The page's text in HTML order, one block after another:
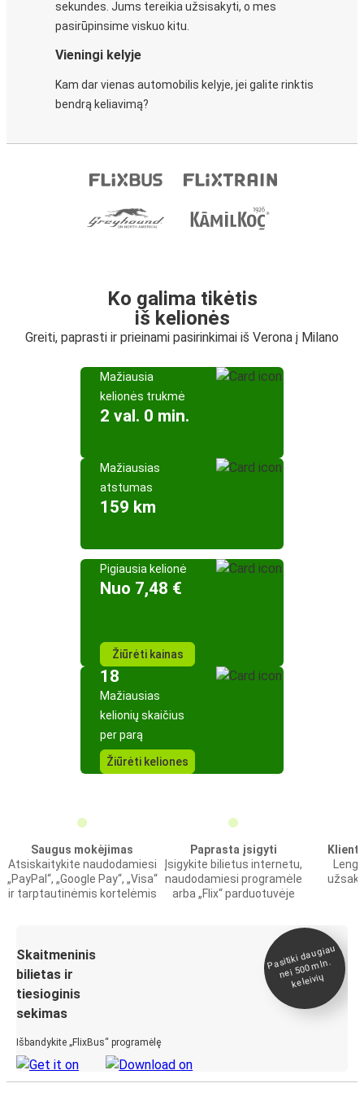
sekundes. Jums tereikia užsisakyti, o mes
pasirūpinsime viskuo kitu.
Vieningi kelyje
Kam dar vienas automobilis kelyje, jei galite rinktis
bendrą keliavimą?
Ko galima tikėtis
iš kelionės
Greiti, paprasti ir prieinami pasirinkimai iš Verona į Milano
Mažiausia
kelionės trukmė
2 val. 0 min.
Mažiausias
atstumas
159 km
Pigiausia kelionė
Nuo 7,48 €
Žiūrėti kainas
18
Mažiausias
kelionių skaičius
per parą
Žiūrėti keliones
Saugus mokėjimas
Atsiskaitykite naudodamiesi
„PayPal“, „Google Pay“, „Visa“
ir tarptautinėmis kortelėmis
Paprasta įsigyti
Įsigykite bilietus internetu,
naudodamiesi programėle
arba „Flix“ parduotuvėje
Skaitmeninis
bilietas ir
tiesioginis
sekimas
Išbandykite „FlixBus“ programėlę
Pasitiki daugiau
nei 500
mln.
keleivių